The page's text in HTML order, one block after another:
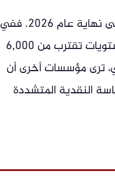
وعلى المدى الأطول، تتباين تقديرات المؤسسات المالية بشأن مسار الذهب حتى نهاية عام 2026. ففي
حين يتبنى بعض المحللين نظرة متفائلة ترجح إمكانية صعود الأوقية إلى مستويات تقترب من 6,000
ترى مؤسسات أخرى أن
السياسة النقدية المتشددة